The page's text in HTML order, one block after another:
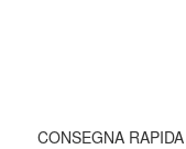
CONSEGNA